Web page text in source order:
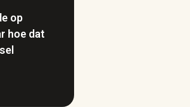
op
hoe dat